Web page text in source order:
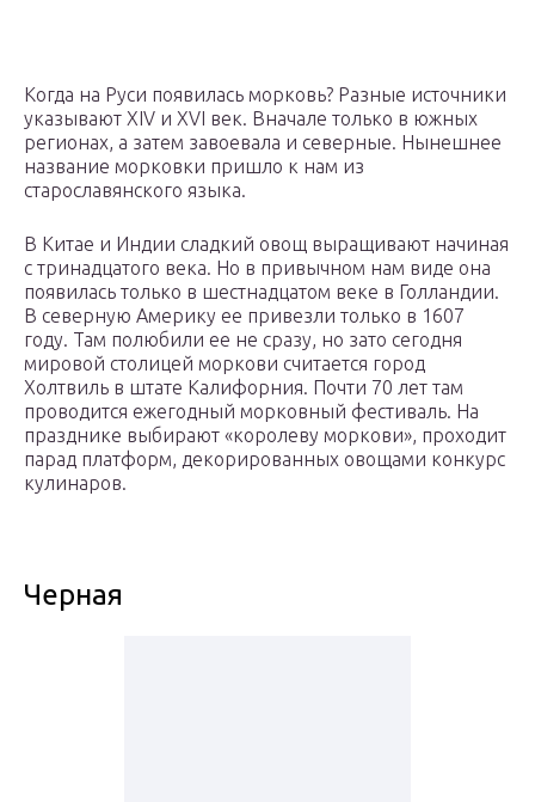
Когда на Руси появилась морковь? Разные источники
указывают XIV и XVI век. Вначале только в южных
регионах, а затем завоевала и северные. Нынешнее
название морковки пришло к нам из
старославянского языка.
В Китае и Индии сладкий овощ выращивают начиная
с тринадцатого века. Но в привычном нам виде она
появилась только в шестнадцатом веке в Голландии.
В северную Америку ее привезли только в 1607
году. Там полюбили ее не сразу, но зато сегодня
мировой столицей моркови считается город
Холтвиль в штате Калифорния. Почти 70 лет там
проводится ежегодный морковный фестиваль. На
празднике выбирают «королеву моркови», проходит
парад платформ, декорированных овощами конкурс
кулинаров.
Черная